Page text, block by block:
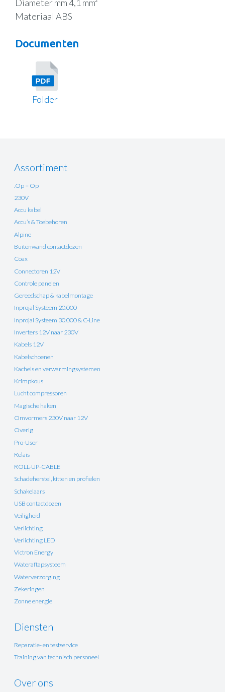
Diameter mm 4,1 mm²
Materiaal ABS
Documenten
Folder
Assortiment
.Op = Op
230V
Accu kabel
Accu’s & Toebehoren
Alpine
Buitenwand contactdozen
Coax
Connectoren 12V
Controle panelen
Gereedschap & kabelmontage
Inprojal Systeem 20.000
Inprojal Systeem 30.000 & C-Line
Inverters 12V naar 230V
Kabels 12V
Kabelschoenen
Kachels en verwarmingsystemen
Krimpkous
Lucht compressoren
Magische haken
Omvormers 230V naar 12V
Overig
Pro-User
Relais
ROLL-UP-CABLE
Schadeherstel, kitten en profielen
Schakelaars
USB contactdozen
Veiligheid
Verlichting
Verlichting LED
Victron Energy
Wateraftapsysteem
Waterverzorging
Zekeringen
Zonne energie
Diensten
Reparatie- en testservice
Training van technisch personeel
Over ons